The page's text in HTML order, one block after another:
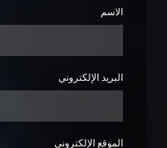
الاسم
البريد الإلكتروني
الموقع الإلكتروني